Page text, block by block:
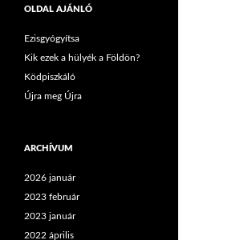
OLDAL AJÁNLÓ
Ezisgyógyítsa
Kik ezek a hülyék a Földön?
Ködpiszkáló
Újra meg Újra
ARCHÍVUM
2026 január
2023 február
2023 január
2022 április